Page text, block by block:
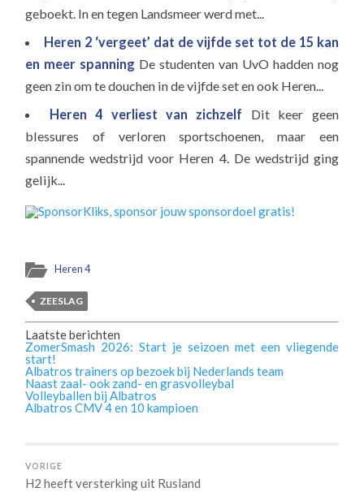
geboekt. In en tegen Landsmeer werd met...
Heren 2 ‘vergeet’ dat de vijfde set tot de 15 kan
en meer spanning De studenten van UvO hadden nog
geen zin om te douchen in de vijfde set en ook Heren...
Heren 4 verliest van zichzelf Dit keer geen
blessures of verloren sportschoenen, maar een
spannende wedstrijd voor Heren 4. De wedstrijd ging
gelijk...
Heren 4
ZEESLAG
Laatste berichten
ZomerSmash 2026: Start je seizoen met een vliegende
start!
Albatros trainers op bezoek bij Nederlands team
Naast zaal- ook zand- en grasvolleybal
Volleyballen bij Albatros
Albatros CMV 4 en 10 kampioen
VORIGE
H2 heeft versterking uit Rusland